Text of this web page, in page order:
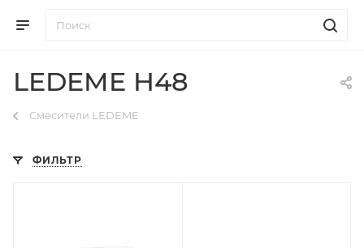
LEDEME H48
Смесители LEDEME
ФИЛЬТР